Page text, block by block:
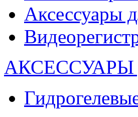
Аксессуары